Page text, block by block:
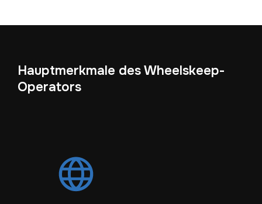
Hauptmerkmale des Wheelskeep-
Operators